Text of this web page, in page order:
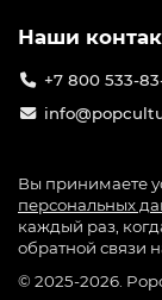
Наши
+7 800 533-
Вы принимаете
персональных
каждый раз,
обратной связи
© 2025-2026.